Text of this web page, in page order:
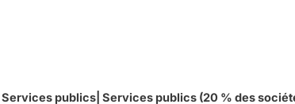
Services publics| Services publics (20 % des